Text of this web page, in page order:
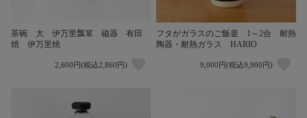
茶碗 大 伊万里瓢箪 磁器 有田
焼 伊万里焼
2,600円(税込2,860円)
フタがガラスのご飯釜 1～2合 耐熱
陶器・耐熱ガラス HARIO
9,000円(税込9,900円)